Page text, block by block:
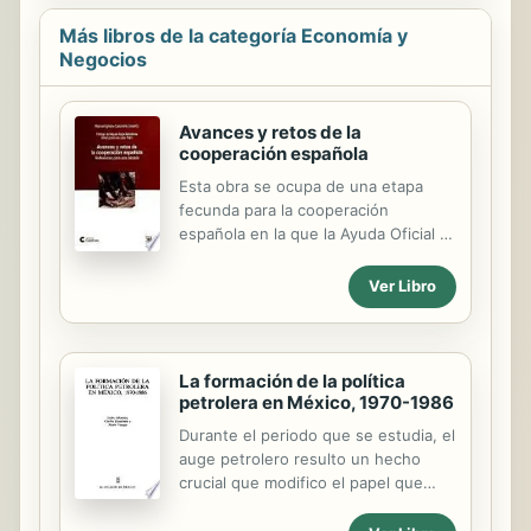
ya se ha ...
atención de una manera más
estratégica para agregar valor a su
productividad es si tomas las
medidas necesarias para eliminar las
razones por las que puedes estar
Esto es lo que descubrirás dentro de
este curso: Descubre técnicas...
Más libros de la categoría Economía y
Negocios
Avances y retos de la
cooperación española
Esta obra se ocupa de una etapa
fecunda para la cooperación
española en la que la Ayuda Oficial al
duplicado en sólo tres años -desde
menos de dos mil millones de euros
en 2004 a más de cuatro mil en
2007- y en la que se han reforzado
las instituciones encargadas de
lograr una inversión eficaz de esos
geográfica y sectorial está ahora más
orientada hacia las necesidades
humanas y los países más pobres. Es
un estudio exhaustivo, de referencia
Ver Libro
La formación de la política
petrolera en México, 1970-1986
Durante el periodo que se estudia, el
auge petrolero resulto un hecho
crucial que modifico el papel que